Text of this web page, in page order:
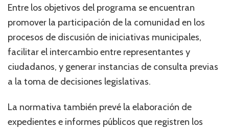
Entre los objetivos del programa se encuentran
promover la participación de la comunidad en los
procesos de discusión de iniciativas municipales,
facilitar el intercambio entre representantes y
ciudadanos, y generar instancias de consulta previas
a la toma de decisiones legislativas.
La normativa también prevé la elaboración de
expedientes e informes públicos que registren los